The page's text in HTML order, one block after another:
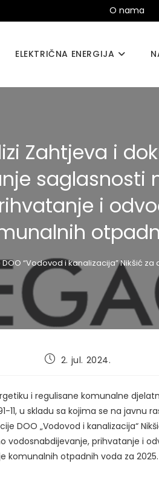
O nama
ELEKTRIČNA ENERGIJA
Zahtjeva i
i
“Vodovod i kanalizacija”
Post2. jul. 2024.
i regulisane komunalne
11, u skladu sa kojima se na javnu
DOO „Vodovod i kanalizacija“
vodosnabdijevanje, prihvatanje i
komunalnih otpadnih voda za